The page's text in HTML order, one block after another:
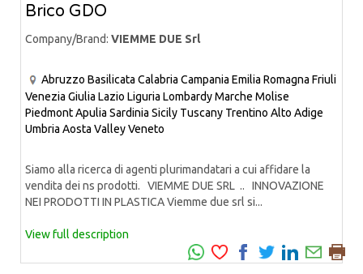
Brico GDO
Company/Brand: VIEMME DUE Srl
Abruzzo Basilicata Calabria Campania Emilia Romagna Friuli
Venezia Giulia Lazio Liguria LombardyMarche Molise
PiedmontApulia Sardinia Sicily Tuscany Trentino Alto Adige
Umbria Aosta ValleyVeneto
Siamo alla ricerca di agenti plurimandatari a cui affidare la
vendita dei ns prodotti. VIEMME DUE SRL .. INNOVAZIONE
NEI PRODOTTI IN PLASTICA Viemme due srl si...
View full description